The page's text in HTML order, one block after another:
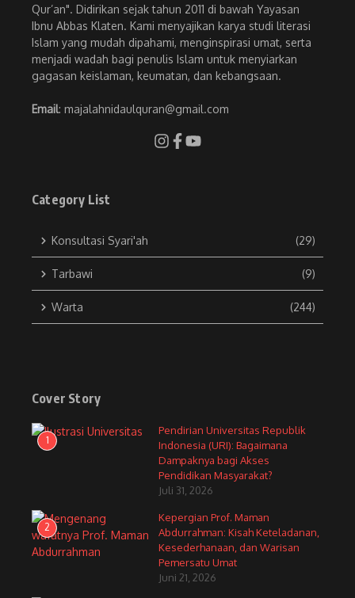
Qur’an". Didirikan sejak tahun 2011 di bawah Yayasan
Ibnu Abbas Klaten. Kami menyajikan karya studi literasi
Islam yang mudah dipahami, menginspirasi umat, serta
menjadi wadah bagi penulis Islam untuk menyiarkan
gagasan keislaman, keumatan, dan kebangsaan.
Email: majalahnidaulquran@gmail.com
Category List
Konsultasi Syari'ah (29)
Tarbawi (9)
Warta (244)
Cover Story
1
Pendirian Universitas Republik
Indonesia (URI): Bagaimana
Dampaknya bagi Akses
Pendidikan Masyarakat?
Juli 31, 2026
2
Kepergian Prof. Maman
Abdurrahman: Kisah Keteladanan,
Kesederhanaan, dan Warisan
Pemersatu Umat
Juni 21, 2026